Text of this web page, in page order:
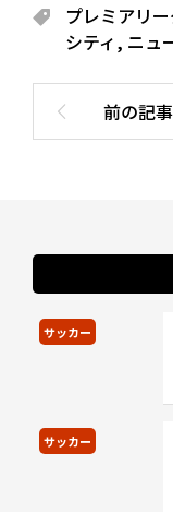
プレミアリ
シティ, ニュ
サッカー
サッカー